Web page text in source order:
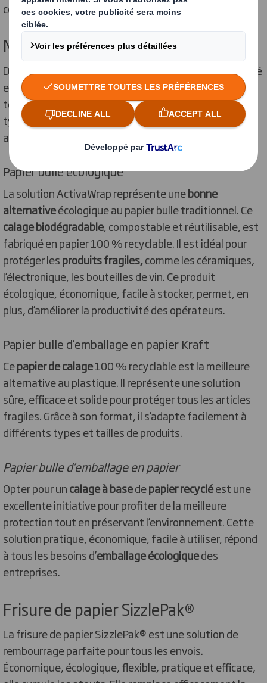
colis.
Nos papiers bulle de protection
DS Smith s’engage pour l’environnement et la durabilité
en développant dessolutions d’emballageet calage
toujours plus vertueuses. Nous proposons plusieurs
types de papier bulle pour offrir aux entreprises des
alternatives écologiques efficaces.
Papier bulle écologique
La solution ActivaWrap représente unebonne
alternativeécologique au papier bulle traditionnel. Ce
calage biodégradable, compostable et réutilisable, est
fabriqué en papier 100 % recyclable. Il est idéal pour
protéger lesproduits fragiles,comme les céramiques,
l’électronique, les bouteilles de vin. Ce produit
écologique, économique, facile à stocker, permet, en
plus, d’améliorer la productivité des opérateurs.
Papier bulle d’emballage en papier Kraft
Cepapier de calage100 % recyclable est la meilleure
alternative au plastique. Il représente une solution
sûre, efficace et solide pour protéger tous les articles
fragiles. Grâce à son format, il s’adapte facilement à
différents types et tailles de produits.
Papier bulle d’emballage en papier
Opter pour uncalage à basedepapier recycléest une
excellente initiative pour profiter de la meilleure
protection tout en préservant l’environnement. Cette
solution pratique, économique, facile à utiliser, répond
à tous les besoins d’emballage écologiquedes
entreprises.
Frisure de papier SizzlePak®
La frisure de papier SizzlePak® est une solution de
rembourrage parfaite pour tous les envois.
Économique, écologique, flexible, pratique et efficace,